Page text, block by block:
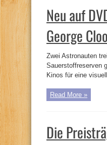
Neu auf
George
Zwei Astronauten
Sauerstoffreserven
Kinos für eine
Read More »
Die